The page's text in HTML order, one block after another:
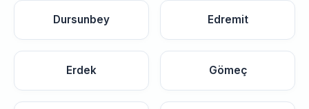
Dursunbey Edremit
Erdek Gömeç